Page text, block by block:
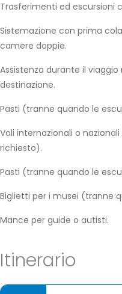
Trasferimenti ed escursioni
Sistemazione con prima
camere doppie.
Assistenza durante il
destinazione.
Pasti (tranne quando le
Voli internazionali o
richiesto).
Pasti (tranne quando le
Biglietti per i musei (tranne
Mance per guide o autisti.
Itinerario